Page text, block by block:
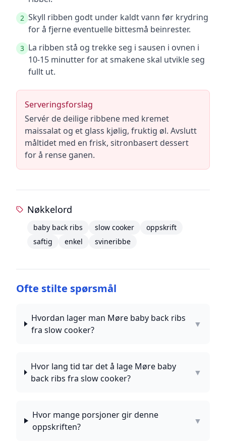
2 Skyll ribben godt under kaldt vann før krydring
for å fjerne eventuelle bittesmå beinrester.
3 La ribben stå og trekke seg i sausen i ovnen i
10-15 minutter for at smakene skal utvikle seg
fullt ut.
Serveringsforslag
Servér de deilige ribbene med kremet
maissalat og et glass kjølig, fruktig øl. Avslutt
måltidet med en frisk, sitronbasert dessert
for å rense ganen.
Nøkkelord
baby back ribs slow cooker
oppskrift
saftig
enkel svineribbe
Ofte stilte spørsmål
Hvordan lager man Møre baby back ribs
fra slow cooker?
▼
Hvor lang tid tar det å lage Møre baby
back ribs fra slow cooker?
▼
Hvor mange porsjoner gir denne
oppskriften?
▼